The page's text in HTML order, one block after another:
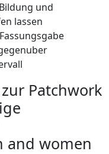
und
lassen
Patchwork
and women